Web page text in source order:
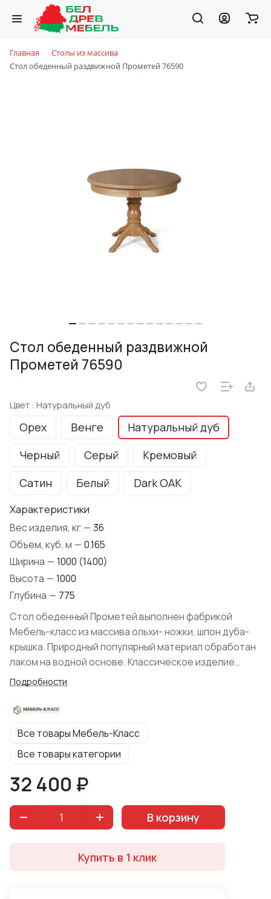
Главная
Столы из массива
Стол обеденный раздвижной Прометей 76590
Стол обеденный раздвижной
Прометей 76590
Цвет : Натуральный дуб
Орех Венге
Натуральный дуб
Черный
Серый
Кремовый
Сатин
Белый Dark OAK
Характеристики
Вес изделия, кг — 36
Объем, куб. м — 0.165
Ширина — 1000 (1400)
Высота — 1000
Глубина — 775
Стол обеденный Прометей выполнен фабрикой
Мебель-класс из массива ольхи- ножки, шпон дуба-
крышка. Природный популярный материал обработан
лаком на водной основе. Классическое изделие
простых форм не привлекает к себе излишнего
гостиной. Модель позволит комфортно расположить
выбор представлено множество цветов.
Подробности
Все товары Мебель-Класс
Все товары категории
32 400 ₽
В корзину
Купить в 1 клик